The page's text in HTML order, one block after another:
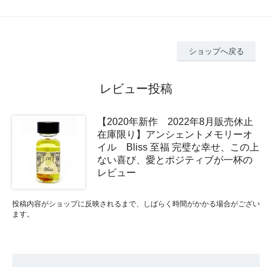
ショップへ戻る
レビュー投稿
【2020年新作 2022年8月販売休止
在庫限り】アンシェントメモリーオ
イル Bliss 至福 完璧な幸せ、この上
ない喜び、愛とポジティブが一杯の
レビュー
投稿内容がショップに反映されるまで、しばらく時間がかかる場合がござい
ます。